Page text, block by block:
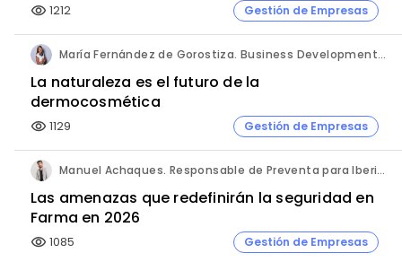
visibility 1212 Gestión de Empresas
María Fernández de Gorostiza. Business Development & Sustainable Transformation Director. L'Oréal Dermatological Beauty.
La naturaleza es el futuro de la
dermocosmética
visibility 1129 Gestión de Empresas
Manuel Achaques. Responsable de Preventa para Iberia, Italia y Latinoamérica. Hornetsecurity.
Las amenazas que redefinirán la seguridad en
Farma en 2026
visibility 1085 Gestión de Empresas